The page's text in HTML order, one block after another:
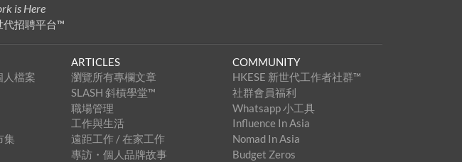
is Here
代招聘平台™
人檔案
集
ARTICLES
瀏覽所有專欄文章
SLASH 斜槓學堂™
職場管理
工作與生活
遠距工作 / 在家工作
專訪・個人品牌故事
COMMUNITY
HKESE 新世代工作者社群™
社群會員福利
Whatsapp 小工具
Influence In Asia
Nomad In Asia
Budget Zeros